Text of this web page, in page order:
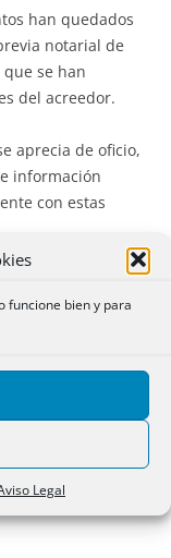
funcione bien y para
Legal
han quedados
notarial de
se han
del acreedor.
aprecia de oficio,
información
con estas
no puede poner
se ha
incluidas las
Las bases
el último párrafo